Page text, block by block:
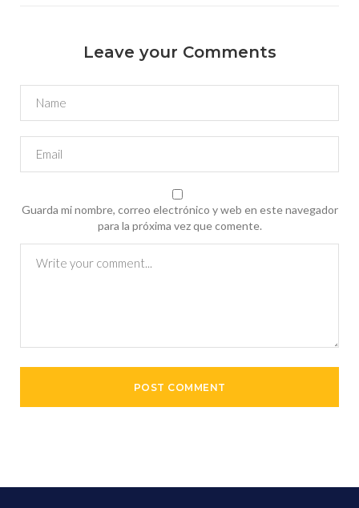
Leave your Comments
Guarda mi nombre, correo electrónico y web en este navegador
para la próxima vez que comente.